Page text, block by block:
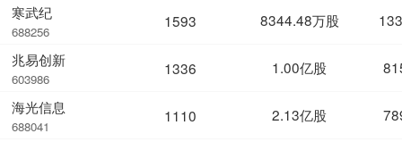
寒武纪
688256
兆易创新
603986
海光信息
688041
1593 8344.48万股
1336 1.00亿股
1110 2.13亿股